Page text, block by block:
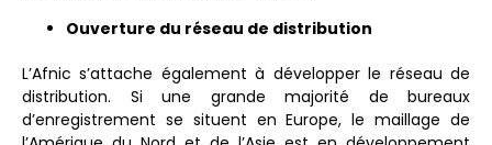
Ouverture du réseau de distribution
L’Afnic s’attache également à développer le réseau de
distribution. Si une grande majorité de bureaux
d’enregistrement se situent en Europe, le maillage de